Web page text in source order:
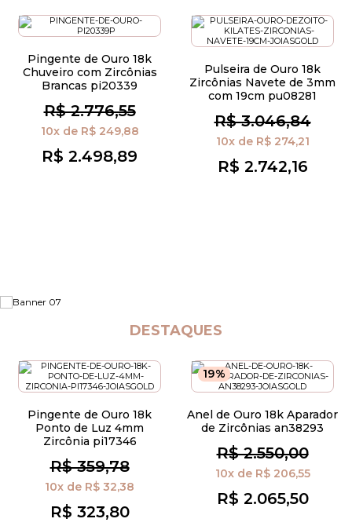
Pingente de Ouro 18k
Chuveiro com Zircônias
Brancas pi20339
R$ 2.776,55
10xde R$ 249,88
R$ 2.498,89
Pulseira de Ouro 18k
Zircônias Navete de 3mm
com 19cm pu08281
R$ 3.046,84
10xde R$ 274,21
R$ 2.742,16
DESTAQUES
Pingente de Ouro 18k
Ponto de Luz 4mm
Zircônia pi17346
R$ 359,78
10x de R$ 32,38
R$ 323,80
Anel de Ouro 18k Aparador
de Zircônias an38293
R$ 2.550,00
10xde R$ 206,55
R$ 2.065,50
19%